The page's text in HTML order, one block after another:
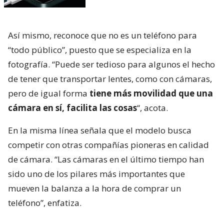
Así mismo, reconoce que no es un teléfono para
“todo público”, puesto que se especializa en la
fotografía. “Puede ser tedioso para algunos el hecho
de tener que transportar lentes, como con cámaras,
pero de igual forma tiene más movilidad que una
cámara en sí, facilita las cosas“, acota.
En la misma línea señala que el modelo busca
competir con otras compañías pioneras en calidad
de cámara. “Las cámaras en el último tiempo han
sido uno de los pilares más importantes que
mueven la balanza a la hora de comprar un
teléfono”, enfatiza.